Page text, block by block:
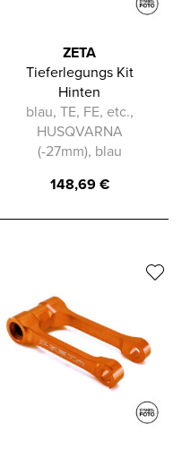
ZETA
Tieferlegungs Kit
Hinten
blau, TE, FE, etc.,
HUSQVARNA
(-27mm), blau
148,69€